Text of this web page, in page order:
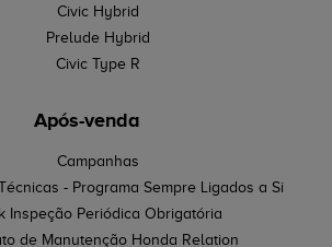
Civic Hybrid
Prelude Hybrid
Civic Type R
Após-venda
Campanhas
- Programa Sempre Ligados a Si
Inspeção Periódica Obrigatória
de Manutenção Honda Relation